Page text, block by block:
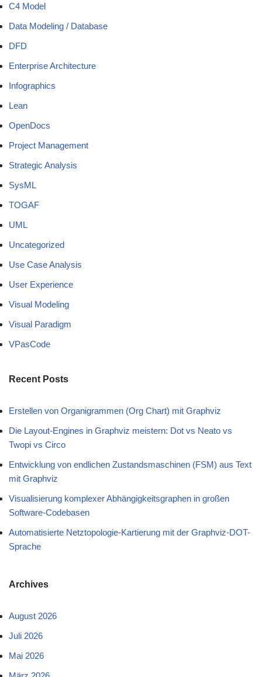
C4 Model
Data Modeling / Database
DFD
Enterprise Architecture
Infographics
Lean
OpenDocs
Project Management
Strategic Analysis
SysML
TOGAF
UML
Uncategorized
Use Case Analysis
User Experience
Visual Modeling
Visual Paradigm
VPasCode
Recent Posts
Erstellen von Organigrammen (Org Chart) mit Graphviz
Die Layout-Engines in Graphviz meistern: Dot vs Neato vs
Twopi vs Circo
Entwicklung von endlichen Zustandsmaschinen (FSM) aus Text
mit Graphviz
Visualisierung komplexer Abhängigkeitsgraphen in großen
Software-Codebasen
Automatisierte Netztopologie-Kartierung mit der Graphviz-DOT-
Sprache
Archives
August 2026
Juli 2026
Mai 2026